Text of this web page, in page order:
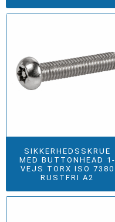
SIKKERHEDSSKRUE
MED BUTTONHEAD 1-
VEJS TORX ISO 7380
RUSTFRI A2